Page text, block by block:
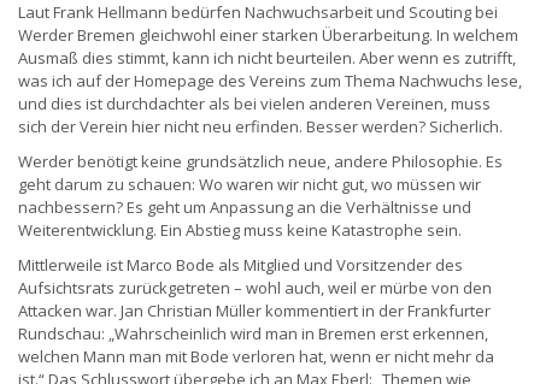
Laut Frank Hellmann bedürfen Nachwuchsarbeit und Scouting bei
Werder Bremen gleichwohl einer starken Überarbeitung. In welchem
Ausmaß dies stimmt, kann ich nicht beurteilen. Aber wenn es zutrifft,
was ich auf der Homepage des Vereins zum Thema Nachwuchs lese,
und dies ist durchdachter als bei vielen anderen Vereinen, muss
sich der Verein hier nicht neu erfinden. Besser werden? Sicherlich.
Werder benötigt keine grundsätzlich neue, andere Philosophie. Es
geht darum zu schauen: Wo waren wir nicht gut, wo müssen wir
nachbessern? Es geht um Anpassung an die Verhältnisse und
Weiterentwicklung. Ein Abstieg muss keine Katastrophe sein.
Mittlerweile ist Marco Bode als Mitglied und Vorsitzender des
Aufsichtsrats zurückgetreten – wohl auch, weil er mürbe von den
Attacken war. Jan Christian Müller kommentiert in der Frankfurter
Rundschau: „Wahrscheinlich wird man in Bremen erst erkennen,
welchen Mann man mit Bode verloren hat, wenn er nicht mehr da
ist.“ Das Schlusswort übergebe ich an Max Eberl: „Themen wie